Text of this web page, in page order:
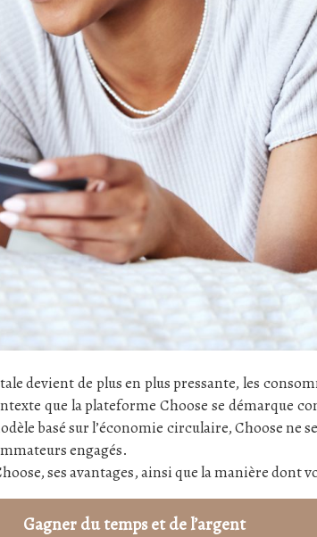
devient de plus en plus pressante, les
que la plateforme Choose se démarque
basé sur l’économie circulaire, Choose ne
engagés.
ses avantages, ainsi que la manière dont
Gagner du temps et de l’argent